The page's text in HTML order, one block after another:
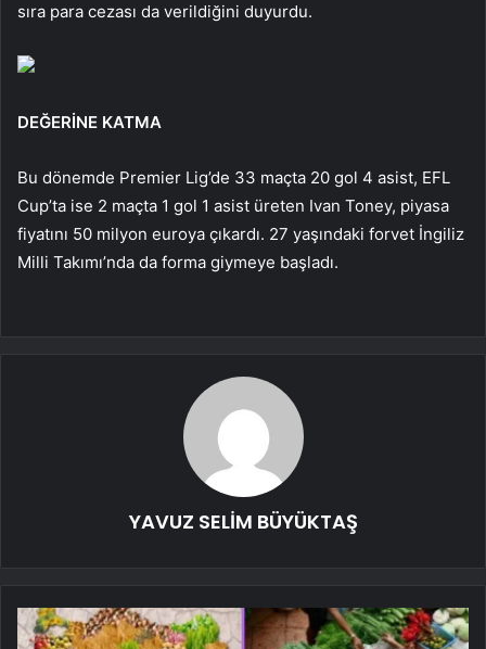
sıra para cezası da verildiğini duyurdu.
DEĞERİNE KATMA
Bu dönemde Premier Lig’de 33 maçta 20 gol 4 asist, EFL
Cup’ta ise 2 maçta 1 gol 1 asist üreten Ivan Toney, piyasa
fiyatını 50 milyon euroya çıkardı. 27 yaşındaki forvet İngiliz
Milli Takımı’nda da forma giymeye başladı.
YAVUZ SELİM BÜYÜKTAŞ